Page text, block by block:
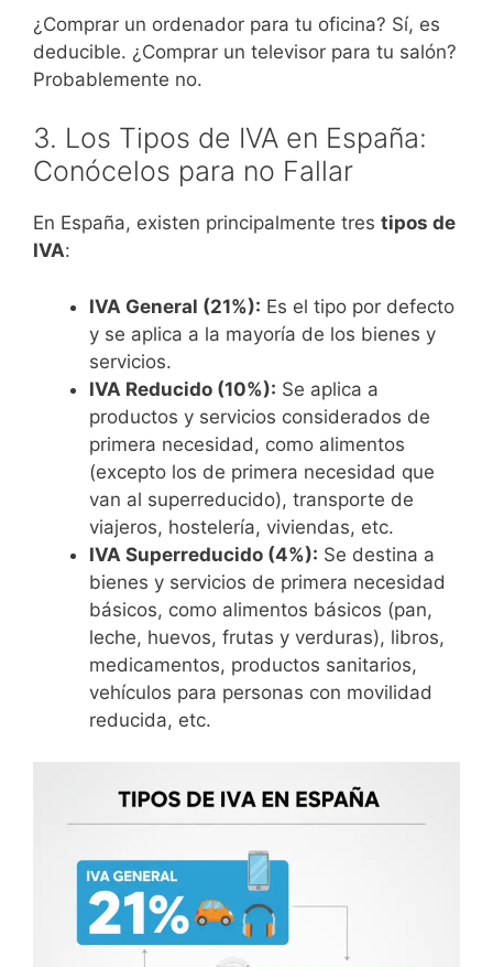
¿Comprar un ordenador para tu oficina? Sí, es
deducible. ¿Comprar un televisor para tu salón?
Probablemente no.
3. Los Tipos de IVA en España:
Conócelos para no Fallar
En España, existen principalmente tres tipos de
IVA:
IVA General (21%): Es el tipo por defecto
y se aplica a la mayoría de los bienes y
servicios.
IVA Reducido (10%): Se aplica a
productos y servicios considerados de
primera necesidad, como alimentos
(excepto los de primera necesidad que
van al superreducido), transporte de
viajeros, hostelería, viviendas, etc.
IVA Superreducido (4%): Se destina a
bienes y servicios de primera necesidad
básicos, como alimentos básicos (pan,
leche, huevos, frutas y verduras), libros,
medicamentos, productos sanitarios,
vehículos para personas con movilidad
reducida, etc.